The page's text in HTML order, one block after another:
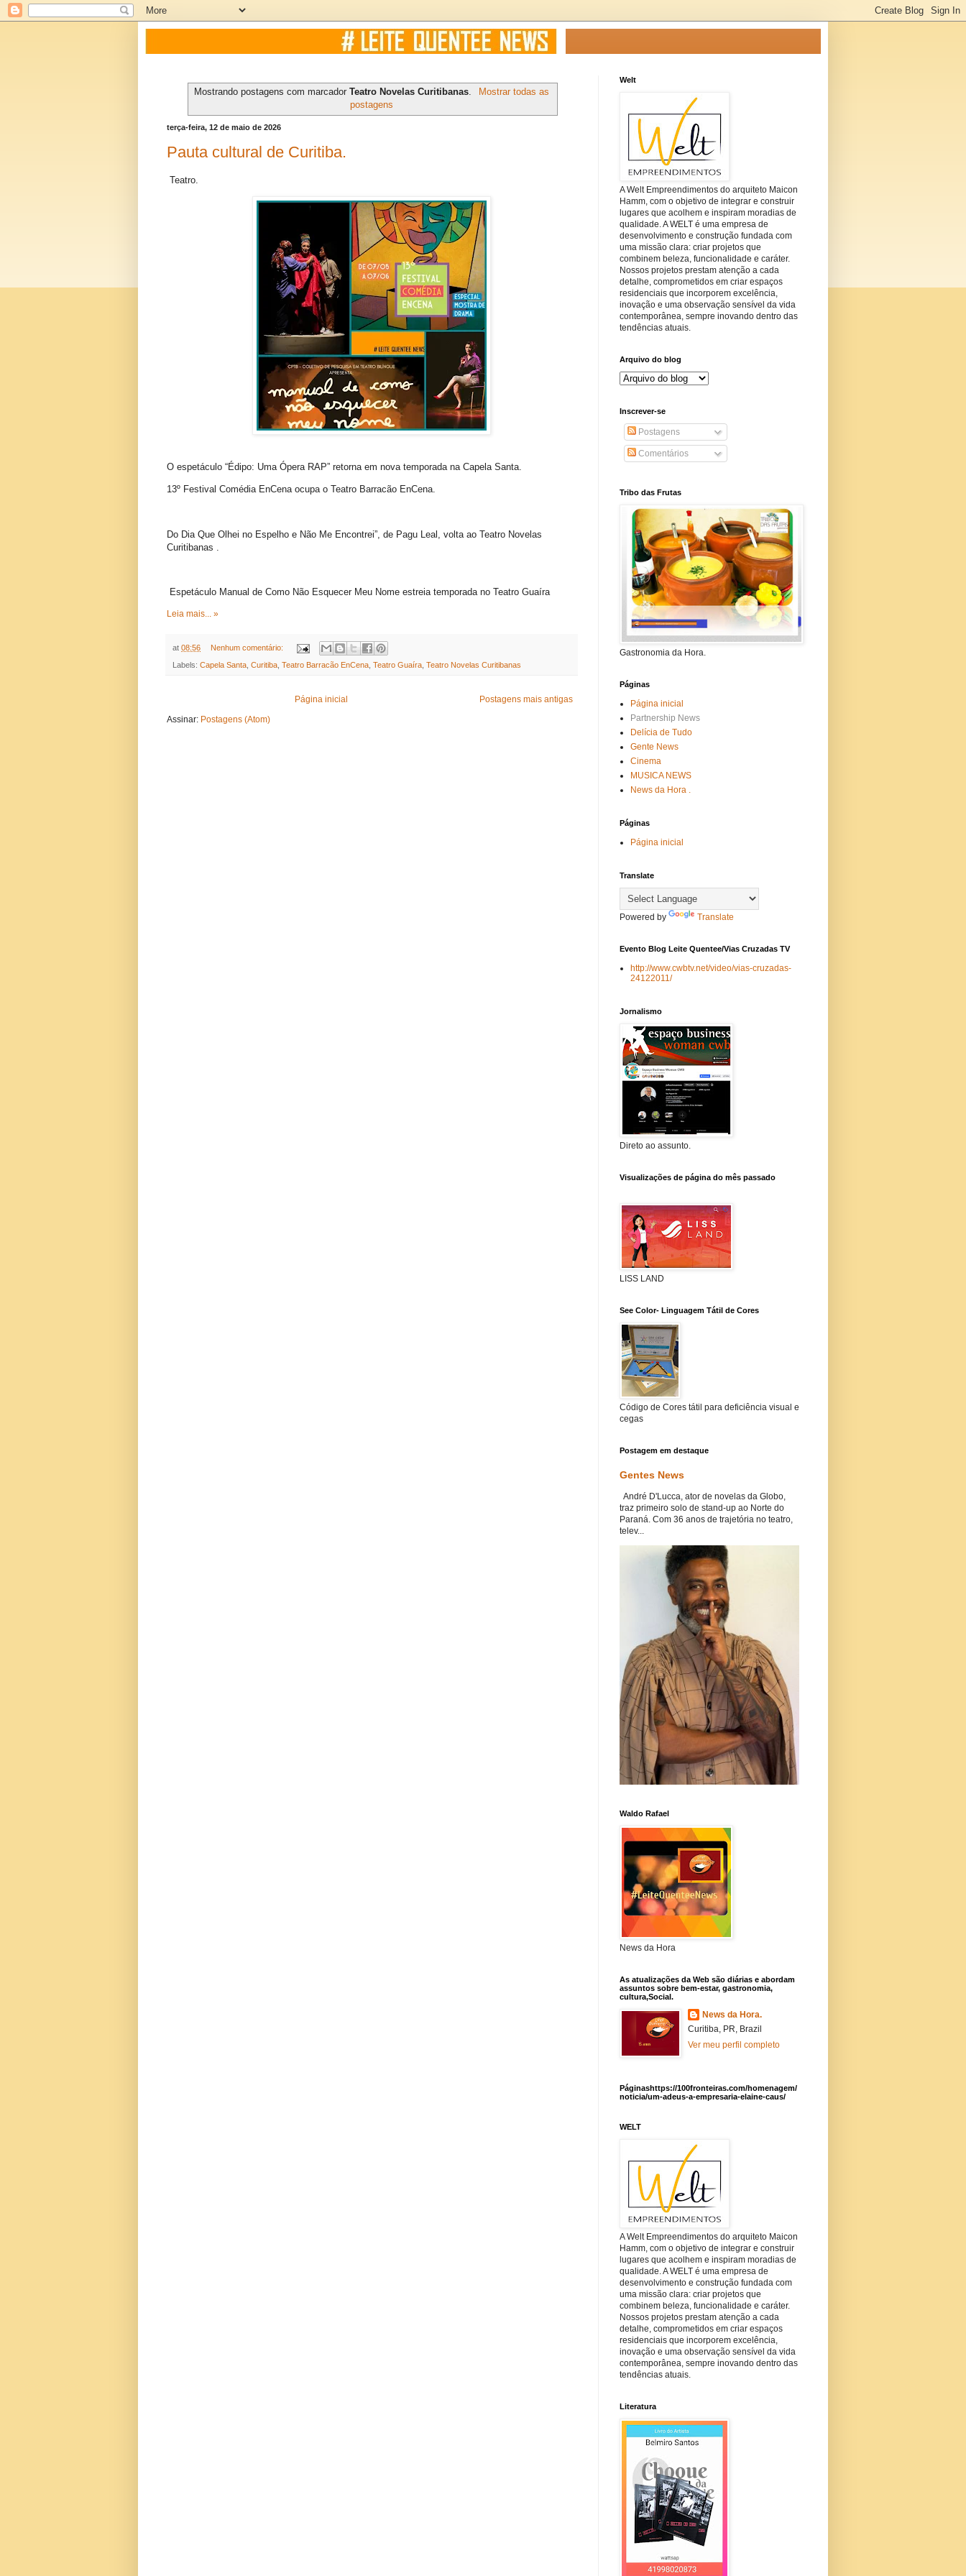
Mostrando postagens com marcadorTeatro Novelas Curitibanas
Mostrar todas as
postagens
terça-feira, 12 de maio de 2026
Pauta cultural de Curitiba.
Teatro.
O espetáculo “Édipo: Uma Ópera RAP” retorna em nova temporada na Capela Santa.
13º Festival Comédia EnCena ocupa o Teatro Barracão EnCena.
Do Dia Que Olhei no Espelho e Não Me Encontrei”, de Pagu Leal, volta ao Teatro Novelas
Curitibanas .
Espetáculo Manual de Como Não Esquecer Meu Nome estreia temporada no Teatro Guaíra
Leia mais... »
at 08:56 Nenhum comentário:
Labels: Capela Santa, Curitiba, Teatro Barracão EnCena, Teatro Guaíra, Teatro Novelas Curitibanas
Postagens mais antigas
Página inicial
Assinar: Postagens (Atom)
Welt
A Welt Empreendimentos do arquiteto Maicon
Hamm, com o objetivo de integrar e construir
lugares que acolhem e inspiram moradias de
qualidade. A WELT é uma empresa de
desenvolvimento e construção fundada com
uma missão clara: criar projetos que
combinem beleza, funcionalidade e caráter.
Nossos projetos prestam atenção a cada
detalhe, comprometidos em criar espaços
residenciais que incorporem excelência,
inovação e uma observação sensível da vida
contemporânea, sempre inovando dentro das
tendências atuais.
Arquivo do blog
Inscrever-se
Postagens
Comentários
Tribo das Frutas
Gastronomia da Hora.
Páginas
Página inicial
Partnership News
Delícia de Tudo
Gente News
Cinema
MUSICA NEWS
News da Hora .
Páginas
Página inicial
Translate
Powered by Translate
Evento Blog Leite Quentee/Vias Cruzadas TV
http://www.cwbtv.net/video/vias-cruzadas-
24122011/
Jornalismo
Direto ao assunto.
Visualizações de página do mês passado
LISS LAND
See Color- Linguagem Tátil de Cores
Código de Cores tátil para deficiência visual e
cegas
Postagem em destaque
Gentes News
André D'Lucca, ator de novelas da Globo,
traz primeiro solo de stand-up ao Norte do
Paraná. Com 36 anos de trajetória no teatro,
telev...
Waldo Rafael
News da Hora
As atualizações da Web são diárias e abordam
assuntos sobre bem-estar, gastronomia,
cultura,Social.
News da Hora.
Curitiba, PR, Brazil
Ver meu perfil completo
Páginashttps://100fronteiras.com/homenagem/
noticia/um-adeus-a-empresaria-elaine-caus/
WELT
A Welt Empreendimentos do arquiteto Maicon
Hamm, com o objetivo de integrar e construir
lugares que acolhem e inspiram moradias de
qualidade. A WELT é uma empresa de
desenvolvimento e construção fundada com
uma missão clara: criar projetos que
combinem beleza, funcionalidade e caráter.
Nossos projetos prestam atenção a cada
detalhe, comprometidos em criar espaços
residenciais que incorporem excelência,
inovação e uma observação sensível da vida
contemporânea, sempre inovando dentro das
tendências atuais.
Literatura